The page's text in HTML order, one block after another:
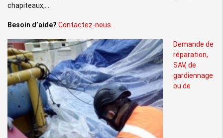
chapiteaux,…
Besoin d’aide? Contactez-nous…
Demande de
réparation,
SAV, de
gardiennage
ou de